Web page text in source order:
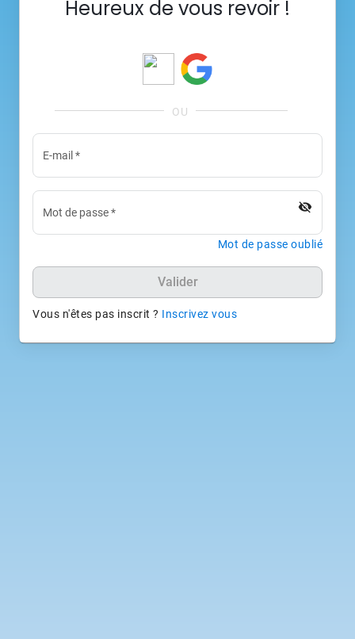
Heureux de vous revoir !
E-mail *
Mot de passe* visibility_off
Mot de passe oublié
Valider
Vous n'êtes pas inscrit ? Inscrivez vous